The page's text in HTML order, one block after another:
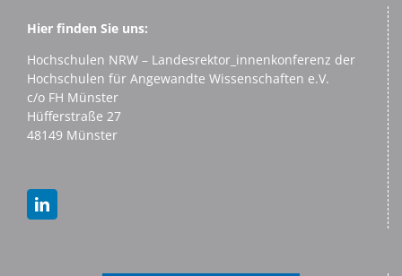
Hier finden Sie uns:
Hochschulen NRW – Landesrektor_innenkonferenz der
Hochschulen für Angewandte Wissenschaften e.V.
c/o FH Münster
Hüfferstraße 27
48149 Münster